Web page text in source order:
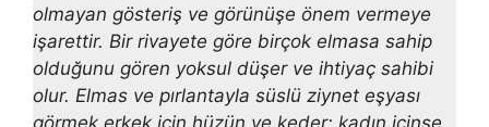
olmayan gösteriş ve görünüşe önem vermeye
işarettir. Bir rivayete göre birçok elmasa sahip
olduğunu gören yoksul düşer ve ihtiyaç sahibi
olur. Elmas ve pırlantayla süslü ziynet eşyası
görmek erkek için hüzün ve keder; kadın içinse